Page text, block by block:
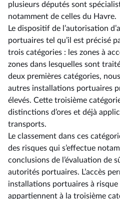
plusieurs députés sont
notamment de celles du Havre.
Le dispositif de l’autorisation
portuaires tel qu’il est précisé
trois catégories : les zones à
zones dans lesquelles sont
deux premières catégories,
autres installations portuaires
élevés. Cette troisième
distinctions d’ores et déjà
transports.
Le classement dans ces
des risques qui s’effectue
conclusions de l’évaluation de
autorités portuaires. L’accès
installations portuaires à risque
appartiennent à la troisième